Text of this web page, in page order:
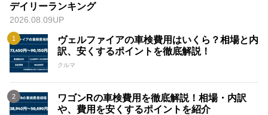
デイリーランキング
2026.08.09UP
ヴェルファイアの車検費用はいくら？相場と内
訳、安くするポイントを徹底解説！
クルマ
ワゴンRの車検費用を徹底解説！相場・内訳
や、費用を安くするポイントを紹介